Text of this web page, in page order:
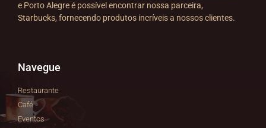
e Porto Alegre é possível encontrar nossa parceira,
Starbucks, fornecendo produtos incríveis a nossos clientes.
Navegue
Restaurante
Café
Eventos